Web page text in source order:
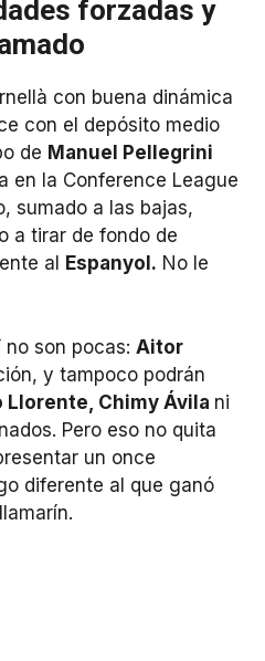
forzadas y
con buena dinámica
con el depósito medio
de Manuel Pellegrini
en la Conference League
sumado a las bajas,
a tirar de fondo de
al
Espanyol. No le
no son pocas: Aitor
y tampoco podrán
Llorente, Chimy Ávila ni
Pero eso no quita
un once
diferente al que ganó